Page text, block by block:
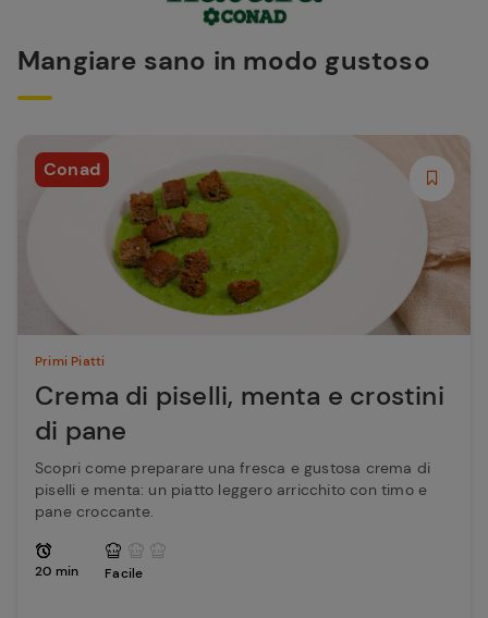
Mangiare sano in modo gustoso
Conad
Primi Piatti
Crema di piselli, menta e crostini
di pane
Scopri come preparare una fresca e gustosa crema di
piselli e menta: un piatto leggero arricchito con timo e
pane croccante.
20 min Facile